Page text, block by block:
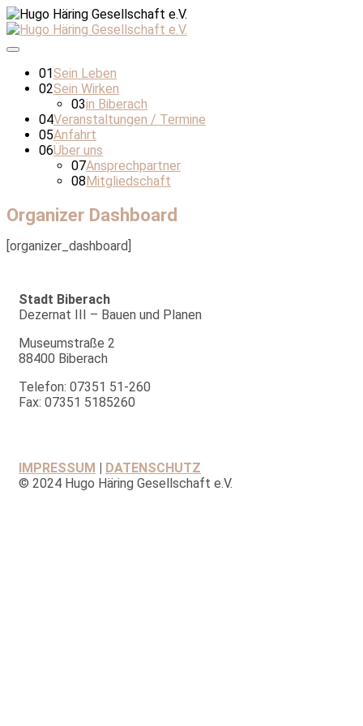
01Sein Leben
02Sein Wirken
03in Biberach
04Veranstaltungen / Termine
05Anfahrt
06Über uns
07Ansprechpartner
08Mitgliedschaft
Organizer Dashboard
[organizer_dashboard]
Stadt Biberach
Dezernat III – Bauen und Planen
Museumstraße 2
88400 Biberach
Telefon: 07351 51-260
Fax: 07351 5185260
IMPRESSUM | DATENSCHUTZ
© 2024 Hugo Häring Gesellschaft e.V.